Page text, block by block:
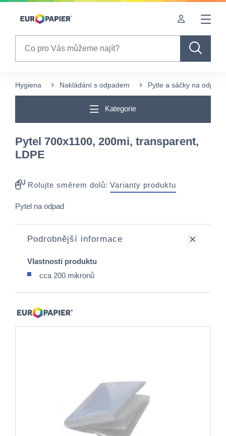
Table Of Content
Hygiena Nakládání s odpadem Pytle a sáčky na odpad
Kategorie
Pytel 700x1100, 200mi, transparent,
LDPE
Rolujte směrem dolů: Varianty produktu
Pytel na odpad
Podrobnější informace
Vlastnosti produktu
cca 200 mikronů